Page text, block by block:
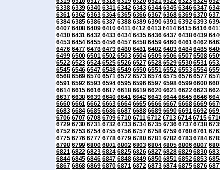
6338 6339 6340 6341 6342 6343 6344 6345 6346 6347
6361 6362 6363 6364 6365 6366 6367 6368 6369 6370
6384 6385 6386 6387 6388 6389 6390 6391 6392 6393
6407 6408 6409 6410 6411 6412 6413 6414 6415 6416
6430 6431 6432 6433 6434 6435 6436 6437 6438 6439
6453 6454 6455 6456 6457 6458 6459 6460 6461 6462
6476 6477 6478 6479 6480 6481 6482 6483 6484 6485
6499 6500 6501 6502 6503 6504 6505 6506 6507 6508
6522 6523 6524 6525 6526 6527 6528 6529 6530 6531
6545 6546 6547 6548 6549 6550 6551 6552 6553 6554
6568 6569 6570 6571 6572 6573 6574 6575 6576 6577
6591 6592 6593 6594 6595 6596 6597 6598 6599 6600
6614 6615 6616 6617 6618 6619 6620 6621 6622 6623
6637 6638 6639 6640 6641 6642 6643 6644 6645 6646
6660 6661 6662 6663 6664 6665 6666 6667 6668 6669
6683 6684 6685 6686 6687 6688 6689 6690 6691 6692
6706 6707 6708 6709 6710 6711 6712 6713 6714 6715
6729 6730 6731 6732 6733 6734 6735 6736 6737 6738
6752 6753 6754 6755 6756 6757 6758 6759 6760 6761
6775 6776 6777 6778 6779 6780 6781 6782 6783 6784
6798 6799 6800 6801 6802 6803 6804 6805 6806 6807
6821 6822 6823 6824 6825 6826 6827 6828 6829 6830
6844 6845 6846 6847 6848 6849 6850 6851 6852 6853
6867 6868 6869 6870 6871 6872 6873 6874 6875 6876